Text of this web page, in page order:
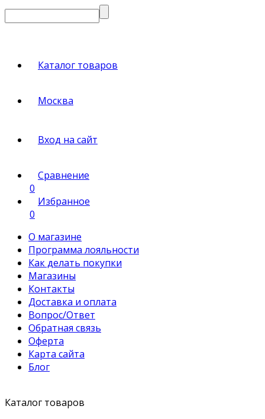
Каталог товаров
Москва
Вход на сайт
Сравнение
0
Избранное
0
О магазине
Программа лояльности
Как делать покупки
Магазины
Контакты
Доставка и оплата
Вопрос/Ответ
Обратная связь
Оферта
Карта сайта
Блог
Каталог товаров